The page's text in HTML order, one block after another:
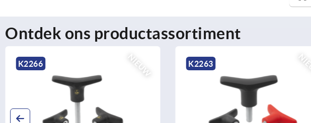
Ontdek ons productassortiment
NIEUW
K2263 K2264